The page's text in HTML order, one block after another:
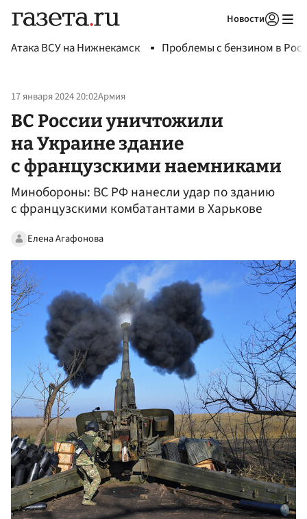
Новости
Атака ВСУ на Нижнекамск Проблемы с бензином в
17 января 2024 20:02Армия
ВС России уничтожили
на Украине здание
с французскими наемниками
Минобороны: ВС РФ нанесли удар по зданию
с французскими комбатантами в Харькове
Елена Агафонова